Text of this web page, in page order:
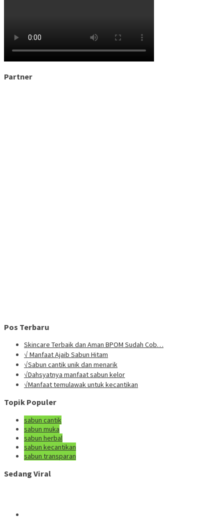
Partner
Pos Terbaru
Skincare Terbaik dan Aman BPOM Sudah Cob…
√ Manfaat Ajaib Sabun Hitam
√Sabun cantik unik dan menarik
√Dahsyatnya manfaat sabun kelor
√Manfaat temulawak untuk kecantikan
Topik Populer
sabun cantik
sabun muka
sabun herbal
sabun kecantikan
sabun transparan
Sedang Viral